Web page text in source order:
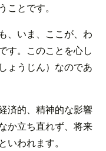
とです。
、いま、ここが、わ
す。このことを心し
ょうじん）なのであ
済的、精神的な影響
か立ち直れず、将来
われます。